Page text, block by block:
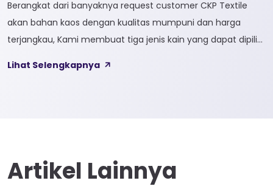
Berangkat dari banyaknya request customer CKP Textile
akan bahan kaos dengan kualitas mumpuni dan harga
terjangkau, Kami membuat tiga jenis kain yang dapat dipilih
kain yang bahan dasarnya 100% cotton. Softcel juga sering
Lihat Selengkapnya
Artikel Lainnya